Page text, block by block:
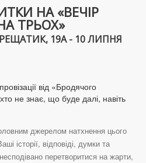
НА «ВЕЧІР
ТРЬОХ»
19А - 10 ЛИПНЯ
від «Бродячого
не знає, що буде далі, навіть
джерелом натхнення цього
історії, відповіді, думки та
перетворитися на жарти,